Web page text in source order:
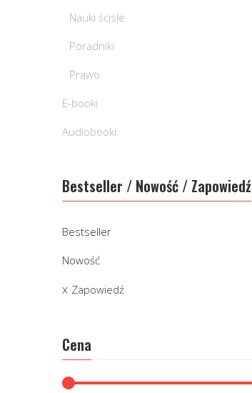
Nauki ścisłe
Poradniki
Prawo
E-booki
Audiobooki
Bestseller / Nowość / Zapowiedź
Bestseller
Nowość
Zapowiedź
Cena